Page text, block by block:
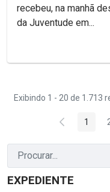
recebeu, na manhã
da Juventude em...
Exibindo 1 - 20 de 1.713
1
EXPEDIENTE